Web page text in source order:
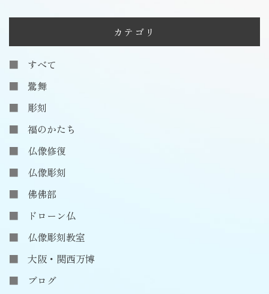
カテゴリ
すべて
鷺舞
彫刻
福のかたち
仏像修復
仏像彫刻
佛佛部
ドローン仏
仏像彫刻教室
大阪・関西万博
ブログ